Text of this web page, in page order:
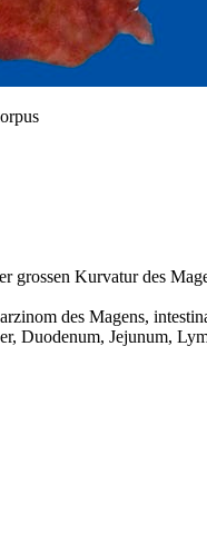
grossen Kurvatur des
des Magens,
Duodenum, Jejunum,